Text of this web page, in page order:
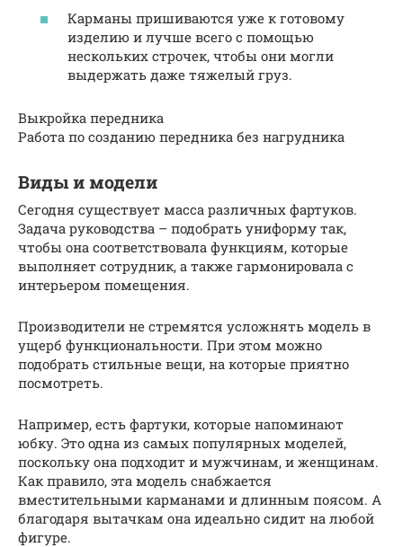
Карманы пришиваются уже к готовому
изделию и лучше всего с помощью
нескольких строчек, чтобы они могли
выдержать даже тяжелый груз.
Выкройка передника
Работа по созданию передника без нагрудника
Виды и модели
Сегодня существует масса различных фартуков.
Задача руководства – подобрать униформу так,
чтобы она соответствовала функциям, которые
выполняет сотрудник, а также гармонировала с
интерьером помещения.
Производители не стремятся усложнять модель в
ущерб функциональности. При этом можно
подобрать стильные вещи, на которые приятно
посмотреть.
Например, есть фартуки, которые напоминают
юбку. Это одна из самых популярных моделей,
поскольку она подходит и мужчинам, и женщинам.
Как правило, эта модель снабжается
вместительными карманами и длинным поясом. А
благодаря вытачкам она идеально сидит на любой
фигуре.